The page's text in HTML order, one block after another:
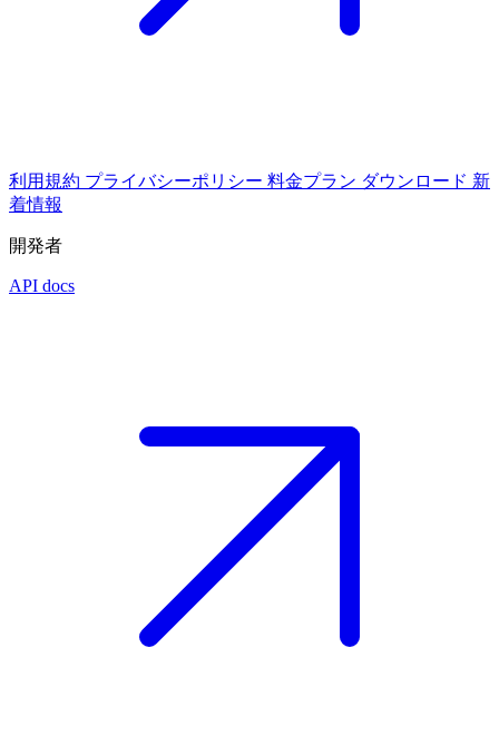
利用規約 プライバシーポリシー 料金プラン ダウンロード 新
着情報
開発者
API docs